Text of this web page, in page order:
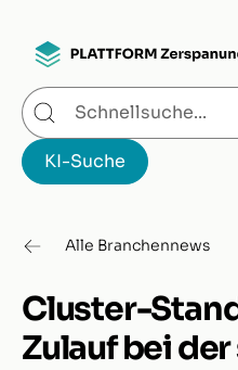
Alle Branchennews
Cluster-
Zulauf bei